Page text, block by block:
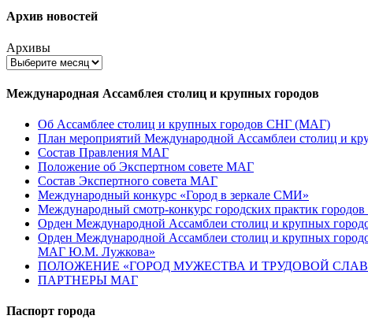
Архив новостей
Архивы
Международная Ассамблея столиц и крупных городов
Об Ассамблее столиц и крупных городов СНГ (МАГ)
План мероприятий Международной Ассамблеи столиц и
Состав Правления МАГ
Положение об Экспертном совете МАГ
Состав Экспертного совета МАГ
Международный конкурс «Город в зеркале СМИ»
Международный смотр-конкурс городских практик
Орден Международной Ассамблеи столиц и крупных
Орден Международной Ассамблеи столиц и крупных
МАГ Ю.М. Лужкова»
ПОЛОЖЕНИЕ «ГОРОД МУЖЕСТВА И ТРУДОВОЙ
ПАРТНЕРЫ МАГ
Паспорт города